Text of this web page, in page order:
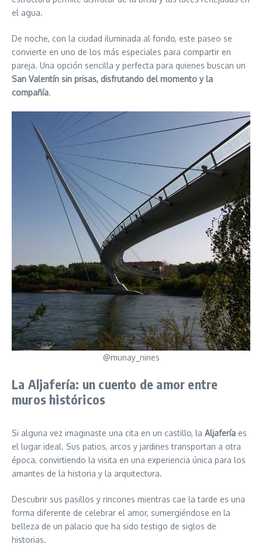
el agua.
De noche, con la ciudad iluminada al fondo, este paseo se
convierte en uno de los más especiales para compartir en
pareja. Una opción sencilla y perfecta para quienes buscan un
San Valentín sin prisas, disfrutando del momento y la
compañía.
@munay_nines
La Aljafería: un cuento de amor entre
muros históricos
Si alguna vez imaginaste una cita en un castillo, la Aljafería es
el lugar ideal. Sus patios, arcos y jardines transportan a otra
época, convirtiendo la visita en una experiencia única para los
amantes de la historia y la arquitectura.
Descubrir sus pasillos y rincones mientras cae la tarde es una
forma diferente de celebrar el amor, sumergiéndose en la
belleza de un palacio que ha sido testigo de siglos de
historias.